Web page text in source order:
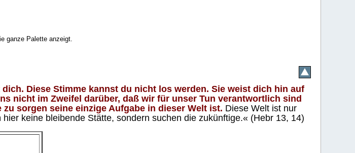
ganze Palette anzeigt.
Diese Stimme kannst du nicht los werden. Sie weist dich hin auf
nicht im Zweifel darüber, daß wir für unser Tun verantwortlich sind
sorgen seine einzige Aufgabe in dieser Welt ist. Diese Welt ist nur
keine bleibende Stätte, sondern suchen die zukünftige.« (Hebr 13, 14)